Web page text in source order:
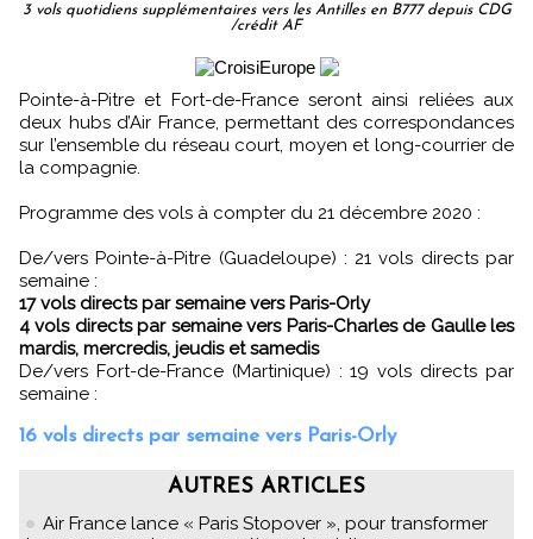
3 vols quotidiens supplémentaires vers les Antilles en B777 depuis CDG
/crédit AF
Pointe-à-Pitre et Fort-de-France seront ainsi reliées aux
deux hubs d’Air France, permettant des correspondances
sur l’ensemble du réseau court, moyen et long-courrier de
la compagnie.
Programme des vols à compter du 21 décembre 2020 :
De/vers Pointe-à-Pitre (Guadeloupe) : 21 vols directs par
semaine :
17 vols directs par semaine vers Paris-Orly
4 vols directs par semaine vers Paris-Charles de Gaulle les
mardis, mercredis, jeudis et samedis
De/vers Fort-de-France (Martinique) : 19 vols directs par
semaine :
16 vols directs par semaine vers Paris-Orly
AUTRES ARTICLES
Air France lance « Paris Stopover », pour transformer